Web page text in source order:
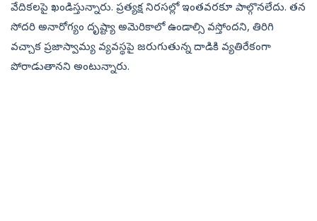
వేదికలపై ఖండిస్తున్నారు. ప్రత్యక్ష నిరసల్లో ఇంతవరకూ పాల్గొనలేదు. తన
సోదరి అనారోగ్యం దృష్ట్యా అమెరికాలో ఉండాల్సి వస్తోందని, తిరిగి
వచ్చాక ప్రజాస్వామ్య వ్యవస్థపై జరుగుతున్న దాడికి వ్యతిరేకంగా
పోరాడుతానని అంటున్నారు.